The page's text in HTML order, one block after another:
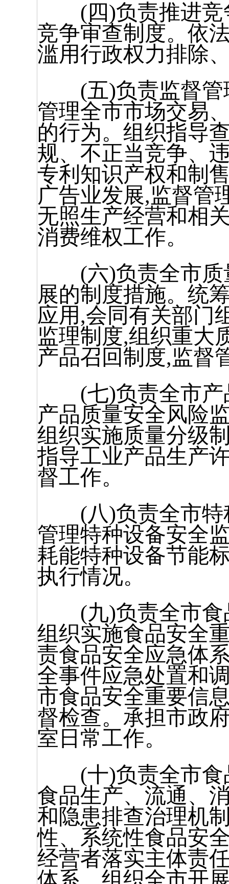
(四)负责推进竞
竞争审查制度。依
滥用行政权力排除
(五)负责监督管
管理全市市场交易
的行为。组织指导
规、不正当竞争、
专利知识产权和制
广告业发展,监督管
无照生产经营和相
消费维权工作。
(六)负责全市质
展的制度措施。统
应用,会同有关部门
监理制度,组织重大
产品召回制度,监督
(七)负责全市产
产品质量安全风险
组织实施质量分级
指导工业产品生产
督工作。
(八)负责全市特
管理特种设备安全
耗能特种设备节能
执行情况。
(九)负责全市食
组织实施食品安全
责食品安全应急体
全事件应急处置和
市食品安全重要信
督检查。承担市政
室日常工作。
(十)负责全市食
食品生产、流通、
和隐患排查治理机
性、系统性食品安
经营者落实主体责